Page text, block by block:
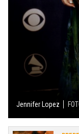
Jennifer Lopez